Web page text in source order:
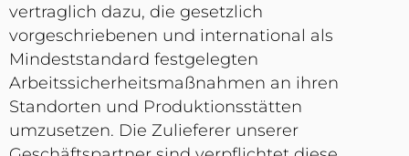
vertraglich dazu, die gesetzlich
vorgeschriebenen und international als
Mindeststandard festgelegten
Arbeitssicherheitsmaßnahmen an ihren
Standorten und Produktionsstätten
umzusetzen. Die Zulieferer unserer